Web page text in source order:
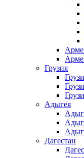
Грузия
Адыгея
Дагестан